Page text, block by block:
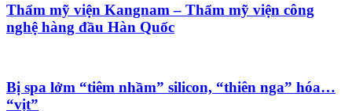
Thẩm mỹ viện Kangnam – Thẩm mỹ viện công
nghệ hàng đầu Hàn Quốc
Bị spa lởm “tiêm nhầm” silicon, “thiên nga” hóa…
“vịt”